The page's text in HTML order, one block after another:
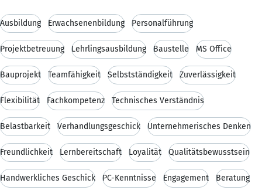
Ausbildung Erwachsenenbildung Personalführung
Projektbetreuung Lehrlingsausbildung Baustelle MS Office
Bauprojekt Teamfähigkeit Selbstständigkeit Zuverlässigkeit
Flexibilität Fachkompetenz Technisches Verständnis
Belastbarkeit Verhandlungsgeschick Unternehmerisches Denken
Freundlichkeit Lernbereitschaft Loyalität Qualitätsbewusstsein
Handwerkliches Geschick PC-Kenntnisse Engagement Beratung